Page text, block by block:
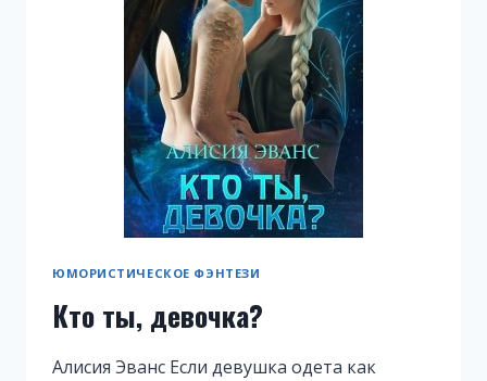
ЮМОРИСТИЧЕСКОЕ ФЭНТЕЗИ
Кто ты, девочка?
Алисия Эванс Если девушка одета как